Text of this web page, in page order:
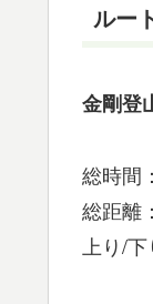
ルー
金剛登
総時間
総距離
上り/